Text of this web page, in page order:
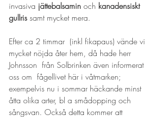
invasiva jättebalsamin och kanadensiskt
gullris samt mycket mera.
Efter ca 2 timmar  (inkl fikapaus) vände vi
mycket nöjda åter hem, då hade herr
Johnsson  från Solbrinken även informerat
oss om  fågellivet här i våtmarken;
exempelvis nu i sommar häckande minst
åtta olika arter, bl a smådopping och
sångsvan. Också detta kommer att